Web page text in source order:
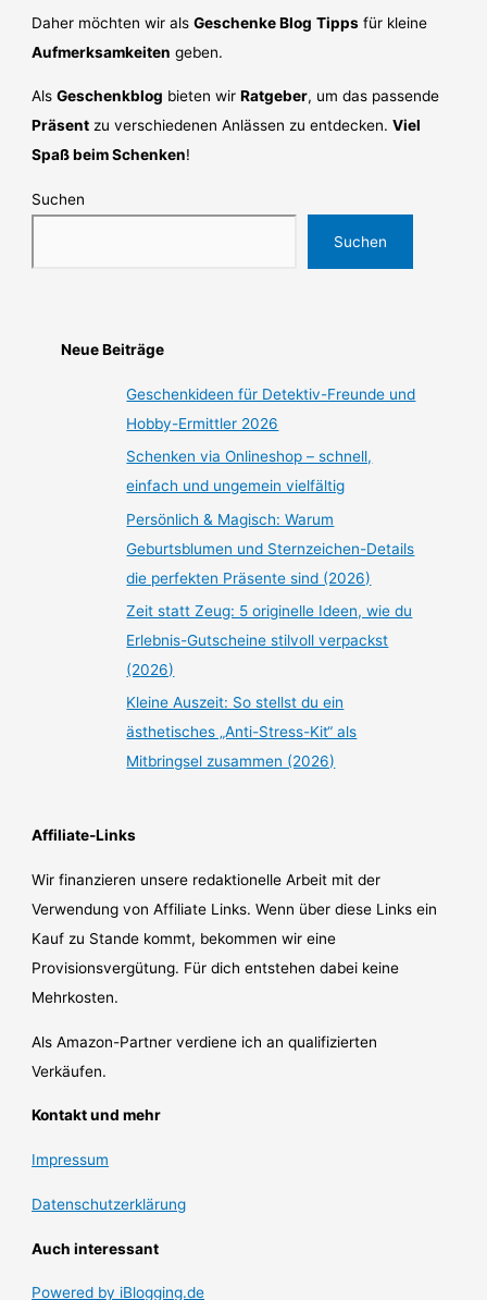
Daher möchten wir alsGeschenke Blog Tipps für kleine
Aufmerksamkeiten geben.
AlsGeschenkblog bieten wirRatgeber, um das passende
Präsent zu verschiedenen Anlässen zu entdecken.Viel
Spaß beim Schenken!
Suchen
Suchen
Neue Beiträge
Geschenkideen für Detektiv-Freunde und
Hobby-Ermittler 2026
Schenken via Onlineshop – schnell,
einfach und ungemein vielfältig
Persönlich & Magisch: Warum
Geburtsblumen und Sternzeichen-Details
die perfekten Präsente sind (2026)
Zeit statt Zeug: 5 originelle Ideen, wie du
Erlebnis-Gutscheine stilvoll verpackst
(2026)
Kleine Auszeit: So stellst du ein
ästhetisches „Anti-Stress-Kit“ als
Mitbringsel zusammen (2026)
Affiliate-Links
Wir finanzieren unsere redaktionelle Arbeit mit der
Verwendung von Affiliate Links. Wenn über diese Links ein
Kauf zu Stande kommt, bekommen wir eine
Provisionsvergütung. Für dich entstehen dabei keine
Mehrkosten.
Als Amazon-Partner verdiene ich an qualifizierten
Verkäufen.
Kontakt und mehr
Impressum
Datenschutzerklärung
Auch interessant
Powered by iBlogging.de